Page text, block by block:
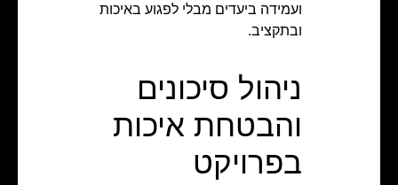
ועמידה ביעדים מבלי לפגוע באיכות
ובתקציב.
ניהול סיכונים
והבטחת איכות
בפרויקט